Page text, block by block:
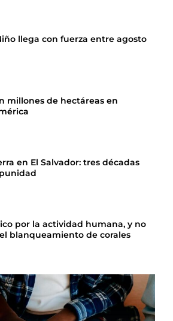
llega con fuerza entre agosto
millones de hectáreas en
en El Salvador: tres décadas
por la actividad humana, y no
blanqueamiento de corales